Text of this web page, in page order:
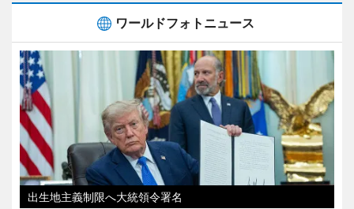
ワールドフォトニュース
出生地主義制限へ大統領令署名